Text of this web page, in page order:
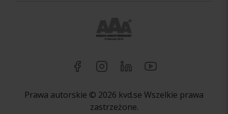
Prawa autorskie © 2026 kvd.se Wszelkie prawa
zastrzeżone.